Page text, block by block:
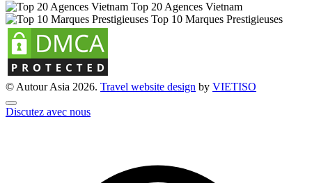
Top 20 Agences Vietnam
Top 10 Marques Prestigieuses
© Autour Asia 2026. Travel website design by VIETISO
Discutez avec nous